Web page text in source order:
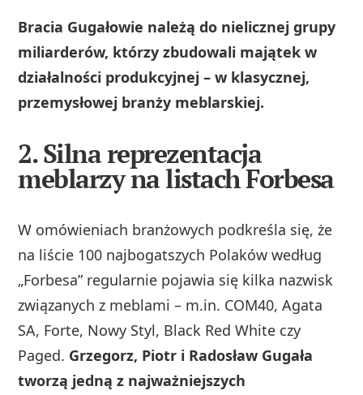
Bracia Gugałowie należą do nielicznej grupy
miliarderów, którzy zbudowali majątek w
działalności produkcyjnej – w klasycznej,
przemysłowej branży meblarskiej.
2. Silna reprezentacja
meblarzy na listach Forbesa
W omówieniach branżowych podkreśla się, że
na liście 100 najbogatszych Polaków według
„Forbesa” regularnie pojawia się kilka nazwisk
związanych z meblami – m.in. COM40, Agata
SA, Forte, Nowy Styl, Black Red White czy
Paged. Grzegorz, Piotr i Radosław Gugała
tworzą jedną z najważniejszych